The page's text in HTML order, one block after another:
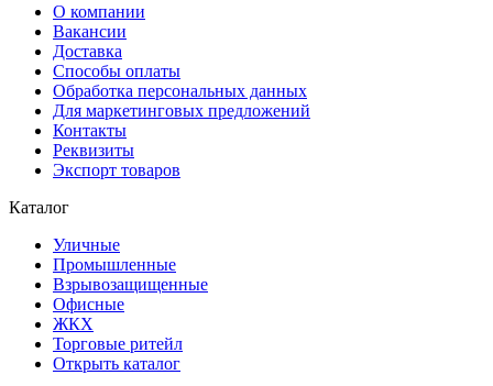
О компании
Вакансии
Доставка
Способы оплаты
Обработка персональных данных
Для маркетинговых предложений
Контакты
Реквизиты
Экспорт товаров
Каталог
Уличные
Промышленные
Взрывозащищенные
Офисные
ЖКХ
Торговые ритейл
Открыть каталог